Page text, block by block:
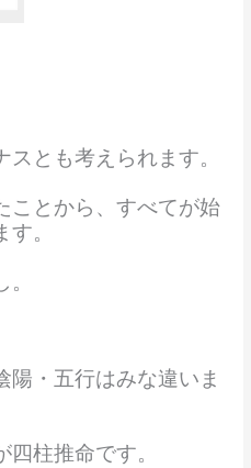
とも考えられます。
ことから、すべてが始
。
陽・五行はみな違いま
柱推命です。